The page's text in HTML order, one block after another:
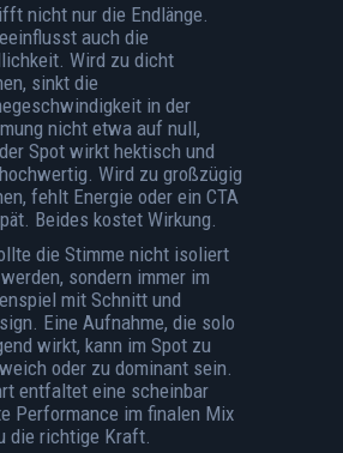
nicht nur die Endlänge.
auch die
Wird zu dicht
sinkt die
in der
nicht etwa auf null,
Spot wirkt hektisch und
Wird zu großzügig
fehlt Energie oder ein CTA
Beides kostet Wirkung.
die Stimme nicht isoliert
sondern immer im
mit Schnitt und
Eine Aufnahme, die solo
wirkt, kann im Spot zu
oder zu dominant sein.
entfaltet eine scheinbar
Performance im finalen Mix
die richtige Kraft.